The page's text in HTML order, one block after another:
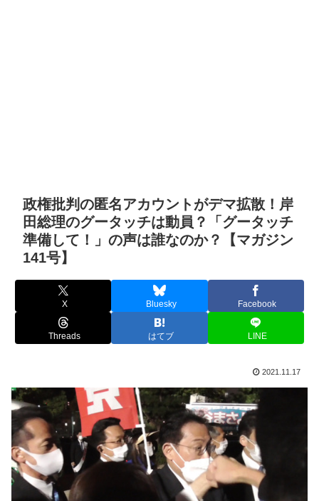
政権批判の匿名アカウントがデマ拡散！岸
田総理のグータッチは動員？「グータッチ
準備して！」の声は誰なのか？【マガジン
141号】
X Bluesky Facebook
Threads はてブ LINE
2021.11.17